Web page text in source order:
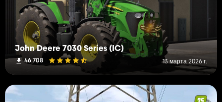
John Deere 7030 Series (IC)
46 708 13 марта 2026 г.